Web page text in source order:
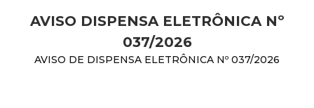
AVISO DISPENSA ELETRÔNICA Nº
037/2026
AVISO DE DISPENSA ELETRÔNICA Nº 037/2026